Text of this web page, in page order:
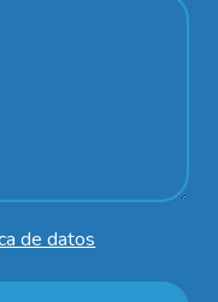
de datos